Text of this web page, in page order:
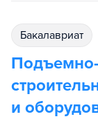
бакалавриат
и